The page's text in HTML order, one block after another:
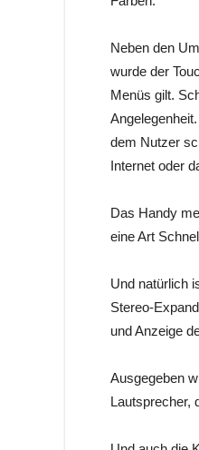
Neben den
wurde der
Menüs gilt.
dem Nutzer
Internet oder
Das Handy
eine Art
Und natürlich
Stereo-
und Anzeige
Ausgegeben
Lautsprecher,